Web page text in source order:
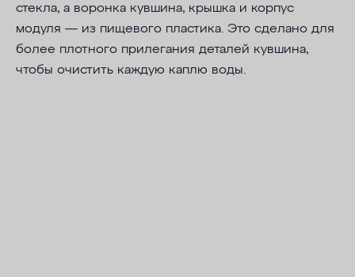
стекла, а воронка кувшина, крышка и корпус
модуля — из пищевого пластика. Это сделано для
более плотного прилегания деталей кувшина,
чтобы очистить каждую каплю воды.